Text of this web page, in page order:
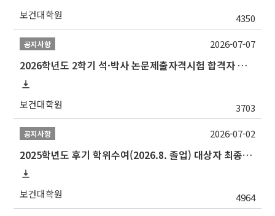
보건대학원 4350
공지사항
2026학년도 2학기 석·박사 논문제출자격시험 합격자 공고(TSQ Exam Result)
보건대학원 3703
2026-07-07
공지사항
2025학년도 후기 학위수여(2026.8. 졸업) 대상자 최종인준 논문 제출 안내
보건대학원 4964
2026-07-02